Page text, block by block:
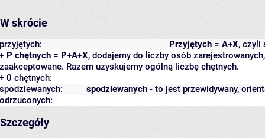
W skrócie
Przyjętych = A+X, czyli
przyjętych:
+ P chętnych = P+A+X, dodajemy do liczby osób
zaakceptowane. Razem uzyskujemy ogólną liczbę chętnych.
+ 0 chętnych:
spodziewanych - to jest przewidywany,
spodziewanych:
odrzuconych:
Szczegóły